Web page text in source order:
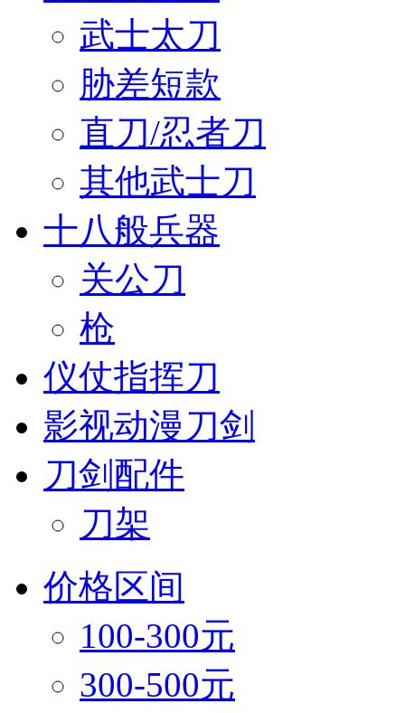
武士太刀
胁差短款
直刀/忍者刀
其他武士刀
十八般兵器
关公刀
枪
仪仗指挥刀
影视动漫刀剑
刀剑配件
刀架
价格区间
100-300元
300-500元